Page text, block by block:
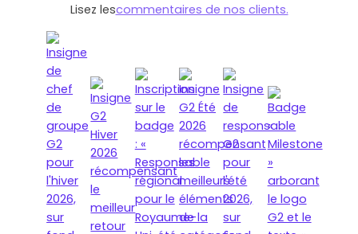
‍Lisez lescommentaires de nos clients.